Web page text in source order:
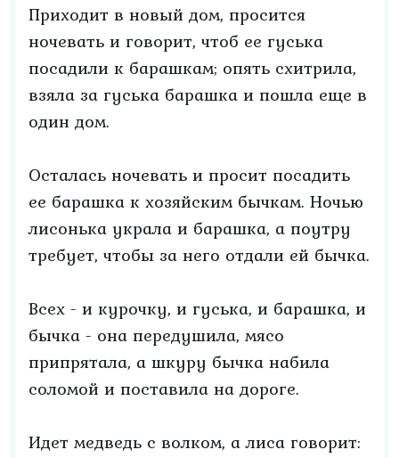
Приходит в новый дом, просится
ночевать и говорит, чтоб ее гуська
посадили к барашкам; опять схитрила,
взяла за гуська барашка и пошла еще в
один дом.
Осталась ночевать и просит посадить
ее барашка к хозяйским бычкам. Ночью
лисонька украла и барашка, а поутру
требует, чтобы за него отдали ей бычка.
Всех - и курочку, и гуська, и барашка, и
бычка - она передушила, мясо
припрятала, а шкуру бычка набила
соломой и поставила на дороге.
Идет медведь с волком, а лиса говорит: